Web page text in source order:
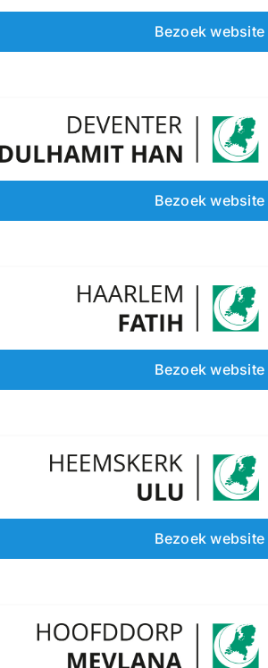
Bezoek website
Bezoek website
Bezoek website
Bezoek website